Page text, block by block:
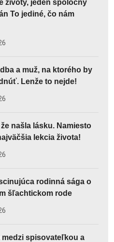
životy, jeden spoločný
To jediné, čo nám
a muž, na ktorého by
Lenže to nejde!
že našla lásku. Namiesto
lekcia života!
rodinná sága o
šľachtickom rode
medzi spisovateľkou a